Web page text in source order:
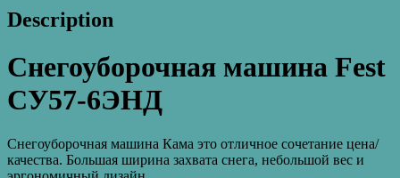
Description
Снегоуборочная машина Fest
СУ57-6ЭНД
Снегоуборочная машина Кама это отличное сочетание цена/
качества. Большая ширина захвата снега, небольшой вес и